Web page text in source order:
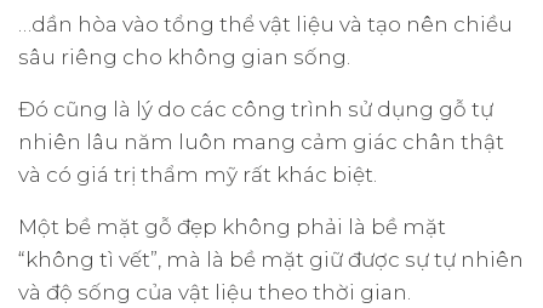
…dần hòa vào tổng thể vật liệu và tạo nên chiều
sâu riêng cho không gian sống.
Đó cũng là lý do các công trình sử dụng gỗ tự
nhiên lâu năm luôn mang cảm giác chân thật
và có giá trị thẩm mỹ rất khác biệt.
Một bề mặt gỗ đẹp không phải là bề mặt
“không tì vết”, mà là bề mặt giữ được sự tự nhiên
và độ sống của vật liệu theo thời gian.